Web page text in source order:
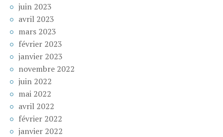
juin 2023
avril 2023
mars 2023
février 2023
janvier 2023
novembre 2022
juin 2022
mai 2022
avril 2022
février 2022
janvier 2022